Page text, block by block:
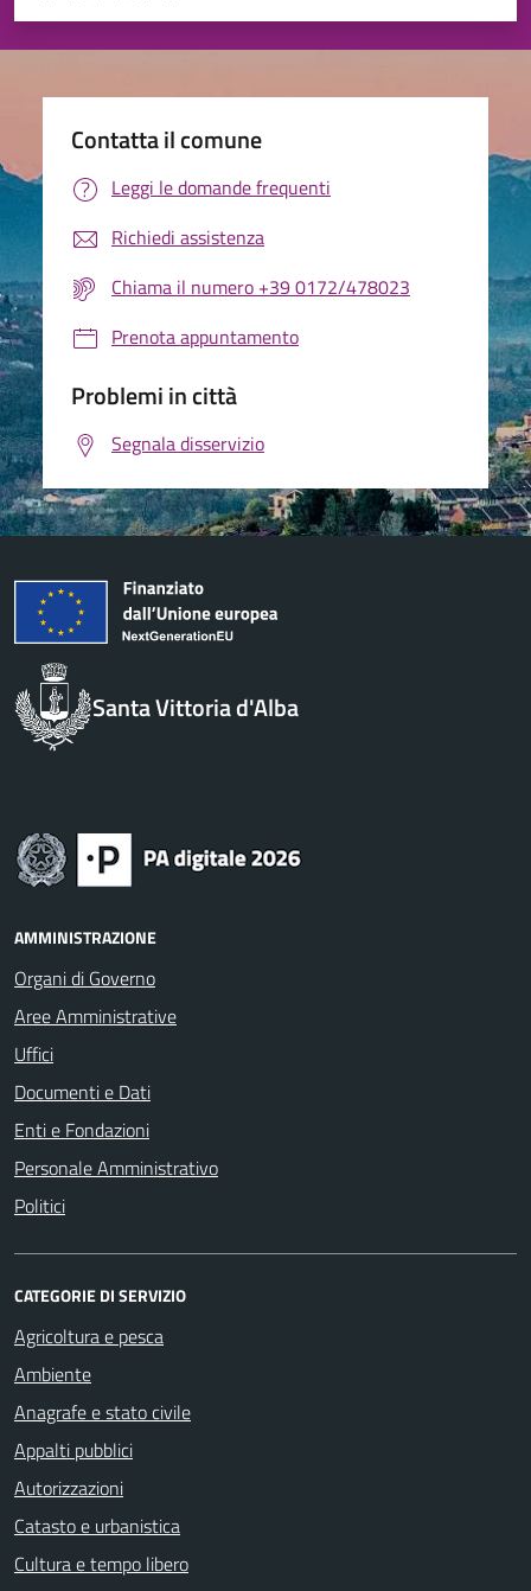
Valuta 5 stelle su 5
Valuta 4 stelle su 5
Valuta 3 stelle su 5
Valuta 2 stelle su 5
Valuta 1 stelle su 5
Contatta il comune
Leggi le domande frequenti
Richiedi assistenza
Chiama il numero +39 0172/478023
Prenota appuntamento
Problemi in città
Segnala disservizio
Santa Vittoria d'Alba
AMMINISTRAZIONE
Organi di Governo
Aree Amministrative
Uffici
Documenti e Dati
Enti e Fondazioni
Personale Amministrativo
Politici
CATEGORIE DI SERVIZIO
Agricoltura e pesca
Ambiente
Anagrafe e stato civile
Appalti pubblici
Autorizzazioni
Catasto e urbanistica
Cultura e tempo libero